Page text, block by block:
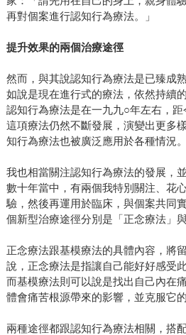
再對個案進行認知行為療法。」
提升效果的兩個治療途徑
然而，與其說認知行為療法是已臻成
如說是現在進行式的療法，依然持續
認知行為療法是在一九九○年左右，
這項療法仍然不斷發展，演變出更多
知行為療法也被廣泛應用於各種情況。
我也相當關注認知行為療法的發展，
數十年當中，有兩個我特別關注、花
驗，然後再運用於臨床，與個案共同
個新型治療途徑分別是「正念療法」
正念療法跟基模療法的具體內容，將
說，正念療法是指讓自己能好好感受
而基模療法則可以說是找出自己內在
體會痛苦根源帶來的影響，並克服它的
兩種途徑都跟認知行為療法相關，搭